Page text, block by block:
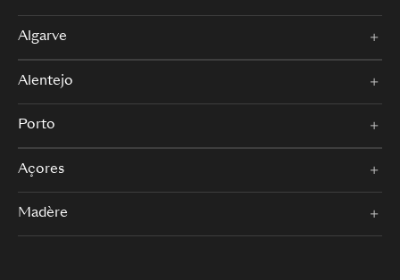
Algarve
Alentejo
Porto
Açores
Madère